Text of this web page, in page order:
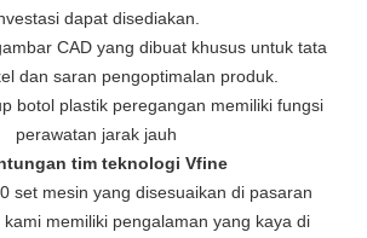
dapat disediakan.
CAD yang dibuat khusus untuk tata
dan saran pengoptimalan produk.
botol plastik peregangan memiliki fungsi
perawatan jarak jauh
tim teknologi Vfine
set mesin yang disesuaikan di pasaran
memiliki pengalaman yang kaya di